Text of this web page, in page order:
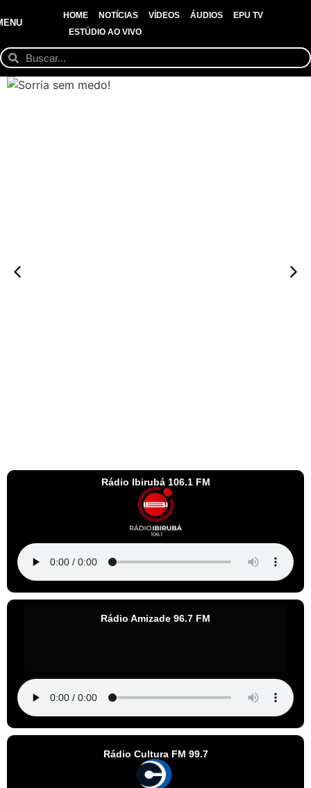
HOME NOTÍCIAS VÍDEOS ÁUDIOS
EPU TV
ESTÚDIO AO VIVO
Rádio Ibirubá 106.1 FM
Rádio Amizade 96.7 FM
Rádio Cultura FM 99.7